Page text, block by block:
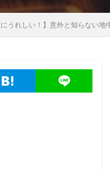
にうれしい！】意外と知らない地